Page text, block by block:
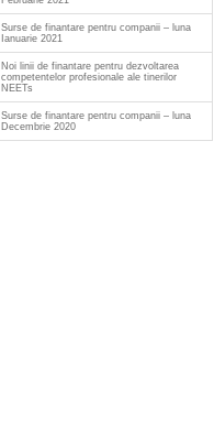
Surse de finantare pentru companii – luna
Ianuarie 2021
Noi linii de finantare pentru dezvoltarea
competentelor profesionale ale tinerilor
NEETs
Surse de finantare pentru companii – luna
Decembrie 2020